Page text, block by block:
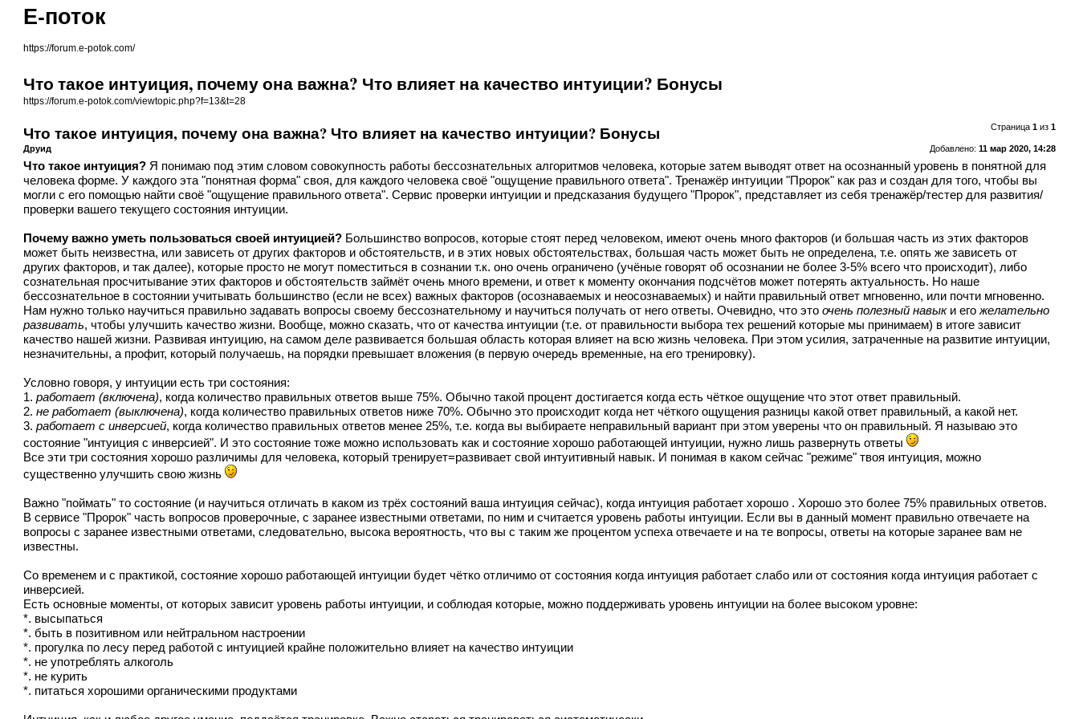
Е-поток
https://forum.e-potok.com/
Что такое интуиция, почему она важна? Что влияет на качество интуиции? Бонусы
https://forum.e-potok.com/viewtopic.php?f=13&t=28
Страница 1из 1
Что такое интуиция, почему она важна? Что влияет на качество интуиции? Бонусы
Добавлено: 11 мар 2020, 14:28
Друид
Что такое интуиция? Я понимаю под этим словом совокупность работы бессознательных алгоритмов человека, которые затем выводят ответ на осознанный уровень в понятной для
человека форме. У каждого эта "понятная форма" своя, для каждого человека своё "ощущение правильного ответа". Тренажёр интуиции "Пророк" как раз и создан для того, чтобы вы
могли с его помощью найти своё "ощущение правильного ответа". Сервис проверки интуиции и предсказания будущего "Пророк", представляет из себя тренажёр/тестер для развития/
проверки вашего текущего состояния интуиции.
Почему важно уметь пользоваться своей интуицией? Большинство вопросов, которые стоят перед человеком, имеют очень много факторов (и большая часть из этих факторов
может быть неизвестна, или зависеть от других факторов и обстоятельств, и в этих новых обстоятельствах, большая часть может быть не определена, т.е. опять же зависеть от
других факторов, и так далее), которые просто не могут поместиться в сознании т.к. оно очень ограничено (учёные говорят об осознании не более 3-5% всего что происходит), либо
сознательная просчитывание этих факторов и обстоятельств займёт очень много времени, и ответ к моменту окончания подсчётов может потерять актуальность. Но наше
бессознательное в состоянии учитывать большинство (если не всех) важных факторов (осознаваемых и неосознаваемых) и найти правильный ответ мгновенно, или почти мгновенно.
Нам нужно только научиться правильно задавать вопросы своему бессознательному и научиться получать от него ответы. Очевидно, что этоочень полезный навыки егожелательно
развивать, чтобы улучшить качество жизни. Вообще, можно сказать, что от качества интуиции (т.е. от правильности выбора тех решений которые мы принимаем) в итоге зависит
качество нашей жизни. Развивая интуицию, на самом деле развивается большая область которая влияет на всю жизнь человека. При этом усилия, затраченные на развитие интуиции,
незначительны, а профит, который получаешь, на порядки превышает вложения (в первую очередь временные, на его тренировку).
Условно говоря, у интуиции есть три состояния:
1.работает (включена), когда количество правильных ответов выше 75%. Обычно такой процент достигается когда есть чёткое ощущение что этот ответ правильный.
2.не работает (выключена), когда количество правильных ответов ниже 70%. Обычно это происходит когда нет чёткого ощущения разницы какой ответ правильный, а какой нет.
3.работает с инверсией, когда количество правильных ответов менее 25%, т.е. когда вы выбираете неправильный вариант при этом уверены что он правильный. Я называю это
состояние "интуиция с инверсией". И это состояние тоже можно использовать как и состояние хорошо работающей интуиции, нужно лишь развернуть ответы
Все эти три состояния хорошо различимы для человека, который тренирует=развивает свой интуитивный навык. И понимая в каком сейчас "режиме" твоя интуиция, можно
существенно улучшить свою жизнь
Важно "поймать" то состояние (и научиться отличать в каком из трёх состояний ваша интуиция сейчас), когда интуиция работает хорошо . Хорошо это более 75% правильных ответов.
В сервисе "Пророк" часть вопросов проверочные, с заранее известными ответами, по ним и считается уровень работы интуиции. Если вы в данный момент правильно отвечаете на
вопросы с заранее известными ответами, следовательно, высока вероятность, что вы с таким же процентом успеха отвечаете и на те вопросы, ответы на которые заранее вам не
известны.
Со временем и с практикой, состояние хорошо работающей интуиции будет чётко отличимо от состояния когда интуиция работает слабо или от состояния когда интуиция работает с
инверсией.
Есть основные моменты, от которых зависит уровень работы интуиции, и соблюдая которые, можно поддерживать уровень интуиции на более высоком уровне:
*. высыпаться
*. быть в позитивном или нейтральном настроении
*. прогулка по лесу перед работой с интуицией крайне положительно влияет на качество интуиции
*. не употреблять алкоголь
*. не курить
*. питаться хорошими органическими продуктами